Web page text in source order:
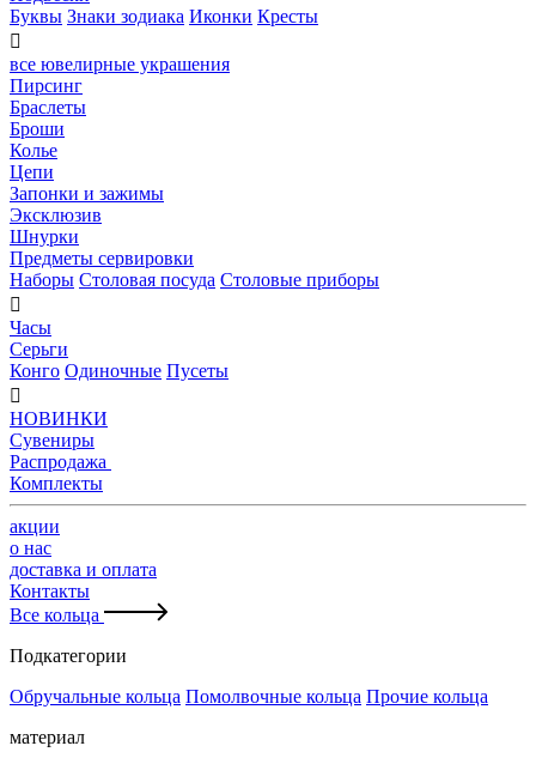
Буквы Знаки зодиака Иконки Кресты

все ювелирные украшения
Пирсинг
Браслеты
Броши
Колье
Цепи
Запонки и зажимы
Эксклюзив
Шнурки
Предметы сервировки
Наборы Столовая посуда Столовые приборы

Часы
Серьги
Конго Одиночные Пусеты

НОВИНКИ
Сувениры
Распродажа
Комплекты
акции
о нас
доставка и оплата
Контакты
Все кольца
Подкатегории
Обручальные кольца Помолвочные кольца Прочие кольца
материал